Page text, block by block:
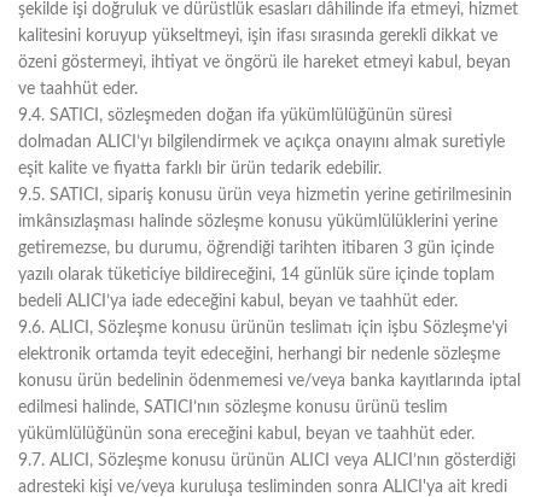
şekilde işi doğruluk ve dürüstlük esasları dâhilinde ifa etmeyi, hizmet
kalitesini koruyup yükseltmeyi, işin ifası sırasında gerekli dikkat ve
özeni göstermeyi, ihtiyat ve öngörü ile hareket etmeyi kabul, beyan
ve taahhüt eder.
9.4. SATICI, sözleşmeden doğan ifa yükümlülüğünün süresi
dolmadan ALICI’yı bilgilendirmek ve açıkça onayını almak suretiyle
eşit kalite ve fiyatta farklı bir ürün tedarik edebilir.
9.5. SATICI, sipariş konusu ürün veya hizmetin yerine getirilmesinin
imkânsızlaşması halinde sözleşme konusu yükümlülüklerini yerine
getiremezse, bu durumu, öğrendiği tarihten itibaren 3 gün içinde
yazılı olarak tüketiciye bildireceğini, 14 günlük süre içinde toplam
bedeli ALICI’ya iade edeceğini kabul, beyan ve taahhüt eder.
9.6. ALICI, Sözleşme konusu ürünün teslimatı için işbu Sözleşme’yi
elektronik ortamda teyit edeceğini, herhangi bir nedenle sözleşme
konusu ürün bedelinin ödenmemesi ve/veya banka kayıtlarında iptal
edilmesi halinde, SATICI’nın sözleşme konusu ürünü teslim
yükümlülüğünün sona ereceğini kabul, beyan ve taahhüt eder.
9.7. ALICI, Sözleşme konusu ürünün ALICI veya ALICI’nın gösterdiği
adresteki kişi ve/veya kuruluşa tesliminden sonra ALICI'ya ait kredi